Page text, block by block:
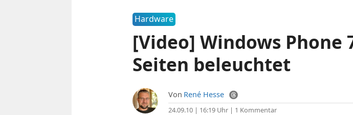
Hardware
[Video] Windows Phone
Seiten beleuchtet
Von René Hesse
24.09.10 | 16:19 Uhr| 1 Kommentar